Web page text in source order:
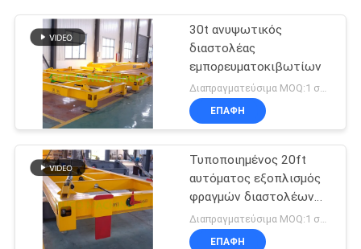
30t ανυψωτικός
διαστολέας
εμπορευματοκιβωτίων
Διαπραγματεύσιμα MOQ:1 σύνολο
ΕΠΑΦΉ
Τυποποιημένος 20ft
αυτόματος εξοπλισμός
φραγμών διαστολέων
εμπορευματοκιβωτίων
ανυψωτικός
Διαπραγματεύσιμα MOQ:1 σύνολο
ΕΠΑΦΉ